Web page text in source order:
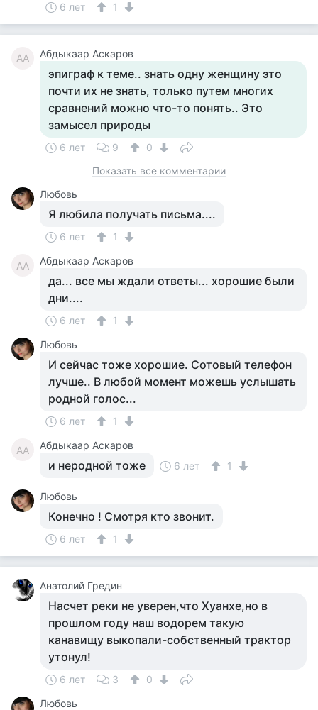
6 лет 1
АА Абдыкаар Аскаров
эпиграф к теме.. знать одну женщину это
почти их не знать, только путем многих
сравнений можно что-то понять.. Это
замысел природы
6 лет 9
0
Показать все комментарии
Любовь
Я любила получать письма....
6 лет 1
АА Абдыкаар Аскаров
да... все мы ждали ответы... хорошие были
дни....
6 лет
1
Любовь
И сейчас тоже хорошие. Сотовый телефон
лучше.. В любой момент можешь услышать
родной голос...
6 лет 1
АА Абдыкаар Аскаров
и неродной тоже 6 лет 1
Любовь
Конечно ! Смотря кто звонит.
6 лет 1
Анатолий Гредин
Насчет реки не уверен,что Хуанхе,но в
прошлом году наш водорем такую
канавищу выкопали-собственный трактор
утонул!
6 лет 3
0
Любовь